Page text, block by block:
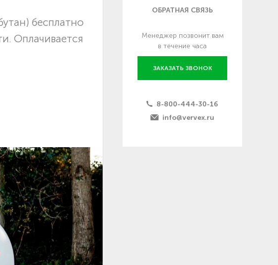
бесплатно
Оплачивается
ОБРАТНАЯ СВЯЗЬ
Менеджер позвонит вам
в течение часа
ЗАКАЗАТЬ ЗВОНОК
8-800-444-30-16
info@vervex.ru